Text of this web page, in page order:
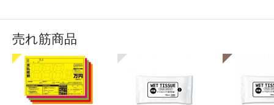
売れ筋商品